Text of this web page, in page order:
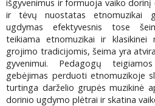
išgyvenimus ir formuoja vaiko
ir tėvų nuostatas etnomuzikai
ugdymas efektyvesnis tose
teikiama etnomuzikai ir klasikinei
grojimo tradicijomis, šeima yra
gyvenimui. Pedagogų
gebėjimas perduoti etnomuzikoje
turtinga darželio grupės muzikinė
dorinio ugdymo plėtrai ir skatina